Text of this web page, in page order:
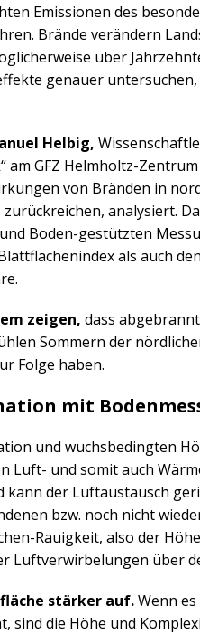
Emissionen des
Brände verändern
über
genauer
Helbig,
am GFZ Helmholtz-
von Bränden in
analysiert.
Boden-gestützten
als auch
zeigen, dass
Sommern der
Folge haben.
mit
und wuchsbedingten
Luft- und somit auch
kann der Luftaustausch
bzw. noch nicht
Rauigkeit, also der
Luftverwirbelungen über
stärker auf.Wenn
sind die Höhe und